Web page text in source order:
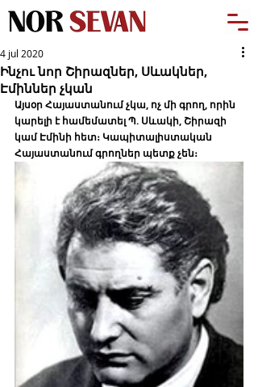
Ինչու նոր Շիրազներ, Սևակներ,
Էմիններ չկան
4 jul 2020
Այսօր Հայաստանում չկա, ոչ մի գրող, որին
կարելի է համեմատել Պ. Սևակի, Շիրազի
կամ Էմինի հետ։ Կապիտալիստական
Հայաստանում գրողներ պետք չեն։